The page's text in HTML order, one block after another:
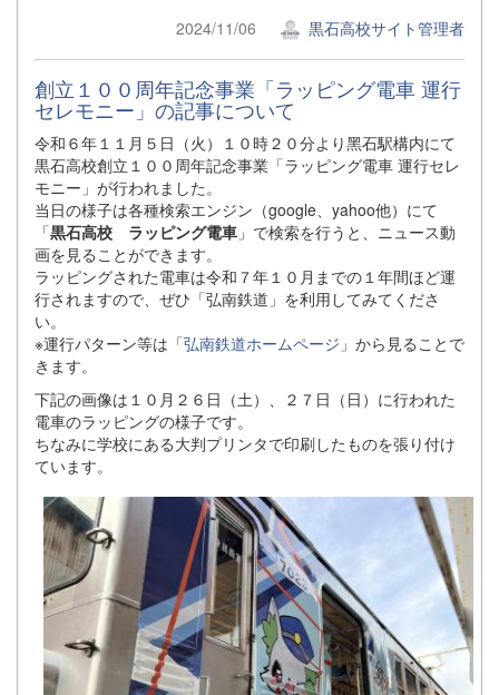
2024/11/06
黒石高校サイト管理者
創⽴１００周年記念事業「ラッピング電⾞ 運⾏
セレモニー」の記事について
令和６年１１⽉５⽇（⽕）１０時２０分より⿊⽯駅構内にて
黒石高校創⽴１００周年記念事業「ラッピング電⾞ 運⾏セレ
モニー」が行われました。
当日の様子は各種検索エンジン（google、yahoo他）にて
「黒石高校 ラッピング電車 」で検索を行うと、ニュース動
画を見ることができます。
ラッピングされた電車は令和７年１０月までの１年間ほど運
行されますので、ぜひ「弘南鉄道」を利用してみてくださ
い。
※運行パターン等は「弘南鉄道ホームページ 」から見ることで
きます。
下記の画像は１０月２６日（土）、２７日（日）に行われた
電車のラッピングの様子です。
ちなみに学校にある大判プリンタで印刷したものを張り付け
ています。